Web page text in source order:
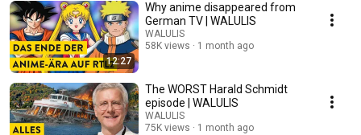
12:27
Why anime disappeared from
German TV | WALULIS
WALULIS
58K views
1 month ago
The WORST Harald Schmidt
episode | WALULIS
WALULIS
75K views
1 month ago